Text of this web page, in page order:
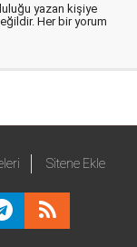
yazan kişiye
Her bir yorum
Sitene Ekle